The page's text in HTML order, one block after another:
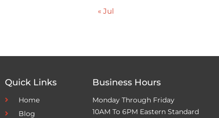
« Jul
Quick Links
Home
Blog
Business Hours
Monday Through Friday
10AM To 6PM Eastern Standard